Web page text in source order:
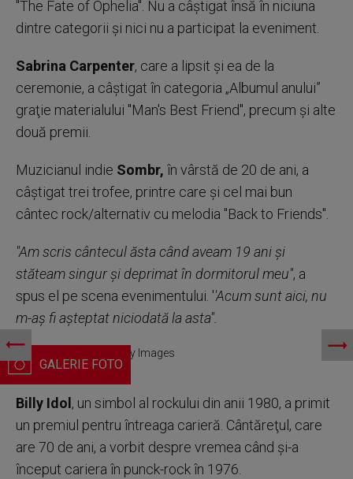
''The Fate of Ophelia''. Nu a câştigat însă în niciuna
dintre categorii şi nici nu a participat la eveniment.
Sabrina Carpenter, care a lipsit şi ea de la
ceremonie, a câştigat în categoria „Albumul anului”
graţie materialului ''Man's Best Friend'', precum şi alte
două premii.
Muzicianul indie Sombr, în vârstă de 20 de ani, a
câştigat trei trofee, printre care şi cel mai bun
cântec rock/alternativ cu melodia ''Back to Friends''.
''Am scris cântecul ăsta când aveam 19 ani şi
stăteam singur şi deprimat în dormitorul meu'', a
spus el pe scena evenimentului. ''Acum sunt aici, nu
m-aş fi aşteptat niciodată la asta''.
Sombr. AMA 2026. Getty Images
Billy Idol , un simbol al rockului din anii 1980, a primit
un premiul pentru întreaga carieră. Cântăreţul, care
are 70 de ani, a vorbit despre vremea când şi-a
început cariera în punck-rock în 1976.